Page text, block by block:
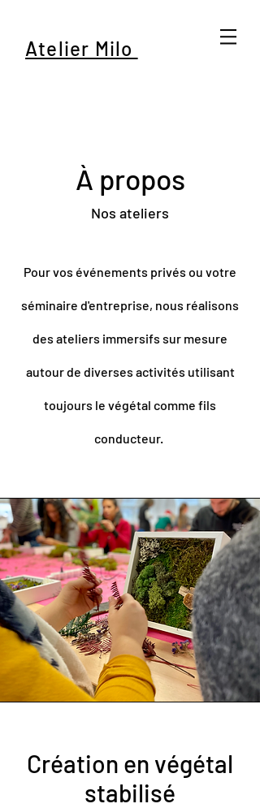
Atelier Milo
À propos
Nos ateliers
Pour vos événements privés ou votre
séminaire d'entreprise, nous réalisons
des ateliers immersifs sur mesure
autour de diverses activités utilisant
toujours le végétal comme fils
conducteur.
Création en végétal
stabilisé